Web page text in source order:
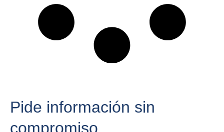
Pide información sin
compromiso.